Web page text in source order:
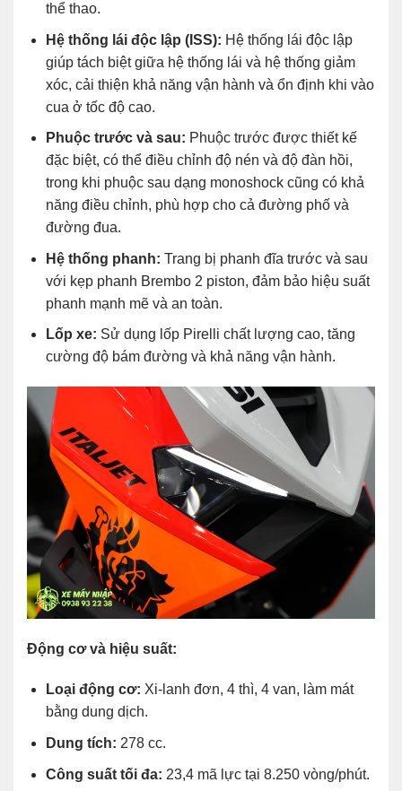
thể thao.
Hệ thống lái độc lập (ISS): Hệ thống lái độc lập
giúp tách biệt giữa hệ thống lái và hệ thống giảm
xóc, cải thiện khả năng vận hành và ổn định khi vào
cua ở tốc độ cao.
Phuộc trước và sau: Phuộc trước được thiết kế
đặc biệt, có thể điều chỉnh độ nén và độ đàn hồi,
trong khi phuộc sau dạng monoshock cũng có khả
năng điều chỉnh, phù hợp cho cả đường phố và
đường đua.
Hệ thống phanh: Trang bị phanh đĩa trước và sau
với kẹp phanh Brembo 2 piston, đảm bảo hiệu suất
phanh mạnh mẽ và an toàn.
Lốp xe: Sử dụng lốp Pirelli chất lượng cao, tăng
cường độ bám đường và khả năng vận hành.
Động cơ và hiệu suất:
Loại động cơ: Xi-lanh đơn, 4 thì, 4 van, làm mát
bằng dung dịch.
Dung tích: 278 cc.
Công suất tối đa: 23,4 mã lực tại 8.250 vòng/phút.